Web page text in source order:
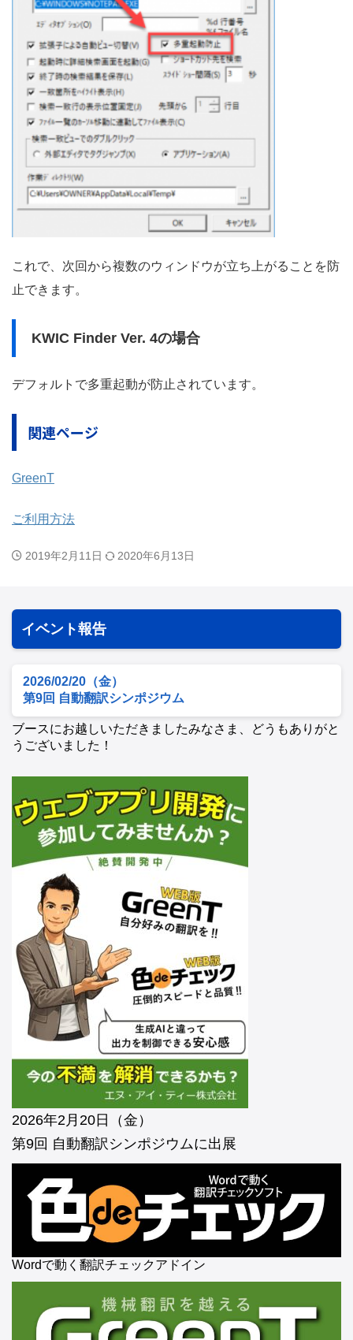
これで、次回から複数のウィンドウが立ち上がることを防
止できます。
KWIC Finder Ver. 4の場合
デフォルトで多重起動が防止されています。
関連ページ
GreenT
ご利用方法
2019年2月11日 2020年6月13日
イベント報告
2026/02/20（金）
第9回 自動翻訳シンポジウム
ブースにお越しいただきましたみなさま、どうもありがと
うございました！
2026年2月20日（金）
第9回 自動翻訳シンポジウムに出展
Wordで動く翻訳チェックアドイン